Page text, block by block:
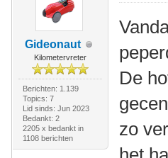
Gideonaut
Kilometervreter
Berichten: 1.139
Topics: 7
Lid sinds: Jun 2023
Bedankt: 2
2205 x bedankt in
1108 berichten
De
zo